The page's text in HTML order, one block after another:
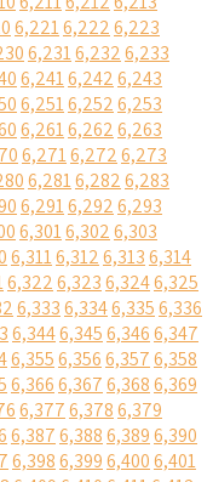
6,2216,2226,223
6,2316,2326,233
6,2416,2426,243
6,2516,2526,253
6,2616,2626,263
6,2716,2726,273
6,2816,2826,283
6,2916,2926,293
6,3016,3026,303
6,3116,3126,3136,314
6,3226,3236,3246,325
6,3336,3346,3356,336
6,3446,3456,3466,347
6,3556,3566,3576,358
6,3666,3676,3686,369
6,3776,3786,379
6,3876,3886,3896,390
6,3986,3996,4006,401